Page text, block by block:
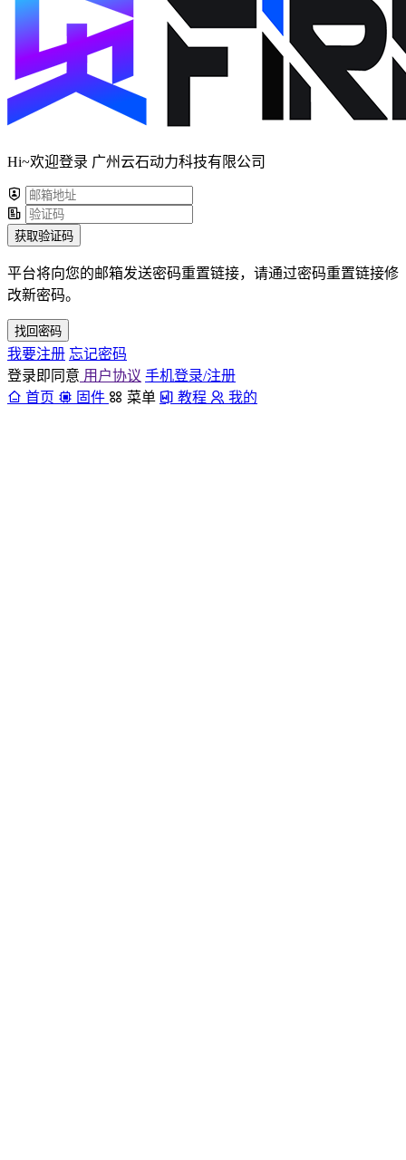
Hi~欢迎登录 广州云石动力科技有限公司
获取验证码
平台将向您的邮箱发送密码重置链接，请通过密码重置链接修
改新密码。
找回密码
我要注册 忘记密码
登录即同意 用户协议 手机登录/注册
首页
固件 菜单 教程 我的